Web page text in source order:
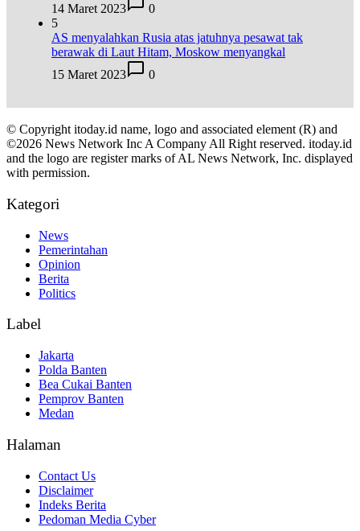
14 Maret 2023
0
5
AS menyalahkan Rusia atas jatuhnya pesawat tak
berawak di Laut Hitam, Moskow menyangkal
15 Maret 2023
0
© Copyright itoday.id name, logo and associated element (R) and
©2026 News Network Inc A Company All Right reserved. itoday.id
and the logo are register marks of AL News Network, Inc. displayed
with permission.
Kategori
News
Pemerintahan
Opinion
Berita
Politics
Label
Jakarta
Polda Banten
Bea Cukai Banten
Pemprov Banten
Medan
Halaman
Contact Us
Disclaimer
Indeks Berita
Pedoman Media Cyber